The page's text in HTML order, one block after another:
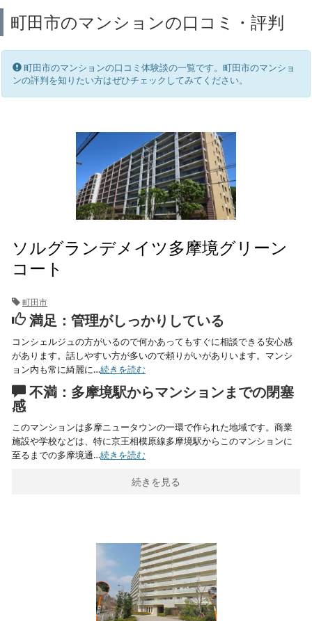
町田市のマンションの口コミ・評判
町田市のマンションの口コミ体験談の一覧です。町田市のマンショ
ンの評判を知りたい方はぜひチェックしてみてください。
ソルグランデメイツ多摩境グリーン
コート
町田市
満足：管理がしっかりしている
コンシェルジュの方がいるので何かあってもすぐに相談できる安心感
があります。話しやすい方が多いので頼りがいがありいます。マンシ
ョン内も常に綺麗に…続きを読む
不満：多摩境駅からマンションまでの閉塞
感
このマンションは多摩ニュータウンの一環で作られた地域です。商業
施設や学校などは、特に京王相模原線多摩境駅からこのマンションに
至るまでの多摩境通…続きを読む
続きを見る